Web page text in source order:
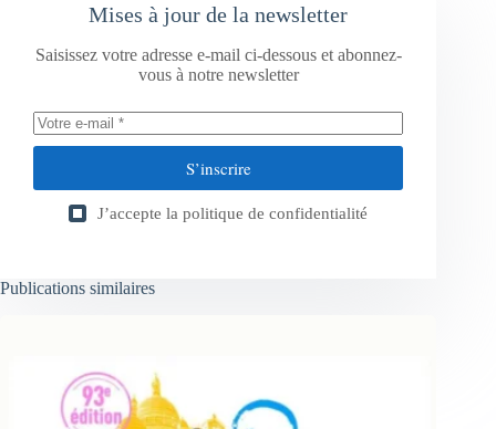
Mises à jour de la newsletter
Saisissez votre adresse e-mail ci-dessous et abonnez-
vous à notre newsletter
S’inscrire
J’accepte la politique de confidentialité
Publications similaires